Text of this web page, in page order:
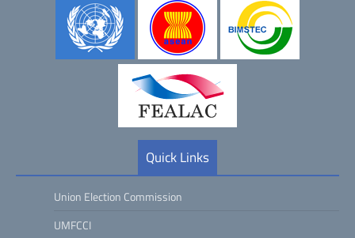
Quick Links
Union Election Commission
UMFCCI